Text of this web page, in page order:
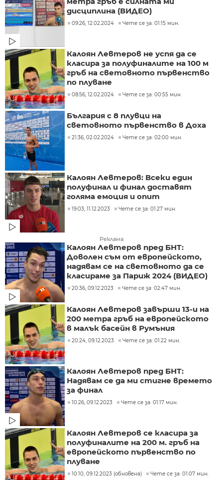
дисциплина (ВИДЕО)
09:26, 12.02.2024 Чете се за: 01:15 мин.
Калоян Левтеров не успя да се
класира за полуфиналите на 100 м
гръб на световното първенство
по плуване
08:56, 12.02.2024 Чете се за: 00:55 мин.
България с 8 плувци на
световното първенство в Доха
21:36, 02.02.2024 Чете се за: 02:00 мин.
Калоян Левтеров: Всеки един
полуфинал и финал доставят
голяма емоция и опит
19:03, 11.12.2023 Чете се за: 01:27 мин.
Реклама
Калоян Левтеров пред БНТ:
Доволен съм от европейското,
надявам се на световното да се
класираме за Париж 2024 (ВИДЕО)
20:36, 09.12.2023 Чете се за: 02:47 мин.
Калоян Левтеров завърши 13-и на
200 метра гръб на европейското
в малък басейн в Румъния
20:24, 09.12.2023 Чете се за: 01:22 мин.
Калоян Левтеров пред БНТ:
Надявам се да ми стигне времето
за финал
10:26, 09.12.2023 Чете се за: 01:17 мин.
Калоян Левтеров се класира за
полуфиналите на 200 м. гръб на
европейското първенство по
плуване
10:10, 09.12.2023 (обновена) Чете се за: 01:07 мин.